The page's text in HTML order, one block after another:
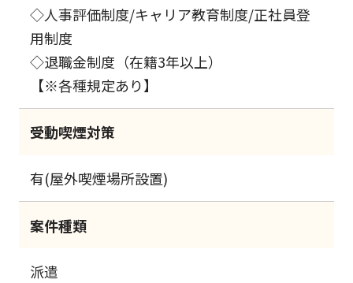
◇人事評価制度/キャリア教育制度/正社員登
用制度
◇退職金制度（在籍3年以上）
【※各種規定あり】
受動喫煙対策
有(屋外喫煙場所設置)
案件種類
派遣